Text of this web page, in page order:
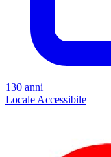
130 anni
Locale Accessibile